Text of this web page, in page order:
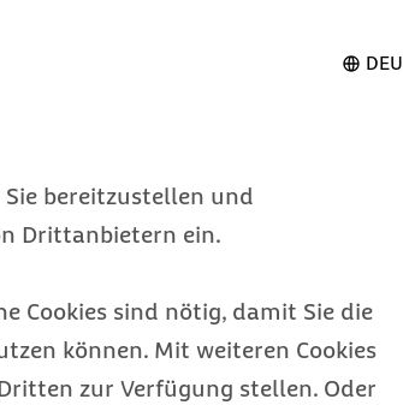
DEU
Sie bereitzustellen und
Drittanbietern ein.
Cookies sind nötig, damit Sie die
können. Mit weiteren Cookies
zur Verfügung stellen. Oder
Meine Barmer